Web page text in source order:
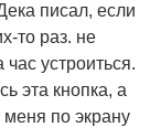
писал, если
то раз. не
устроиться.
эта кнопка, а
меня по экрану